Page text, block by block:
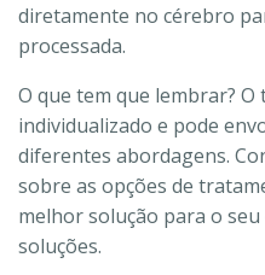
diretamente no cérebro
processada.
O que tem que lembrar?
individualizado e pode
diferentes abordagens.
sobre as opções de
melhor solução para o
soluções.